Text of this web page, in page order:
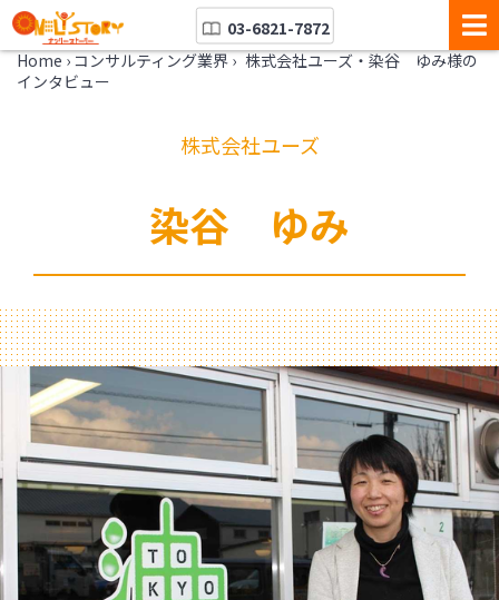
03-6821-7872
Home › コンサルティング業界 › 株式会社ユーズ・染谷 ゆみ様の
インタビュー
株式会社ユーズ
染谷 ゆみ